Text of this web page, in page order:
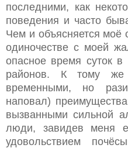
последними, как
поведения и часто
Чем и объясняется моё
одиночестве с моей
опасное время суток
районов. К тому же
временными, но
наповал)
вызванными сильной
люди, завидев меня
удовольствием